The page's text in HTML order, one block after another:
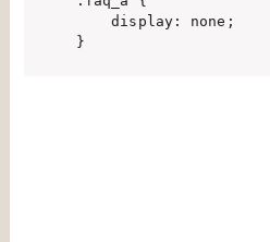
    display: none;